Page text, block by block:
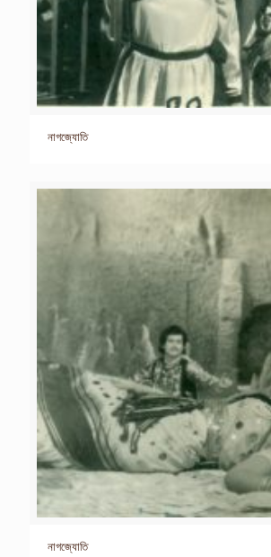
নাগজ্যোতি
নাগজ্যোতি